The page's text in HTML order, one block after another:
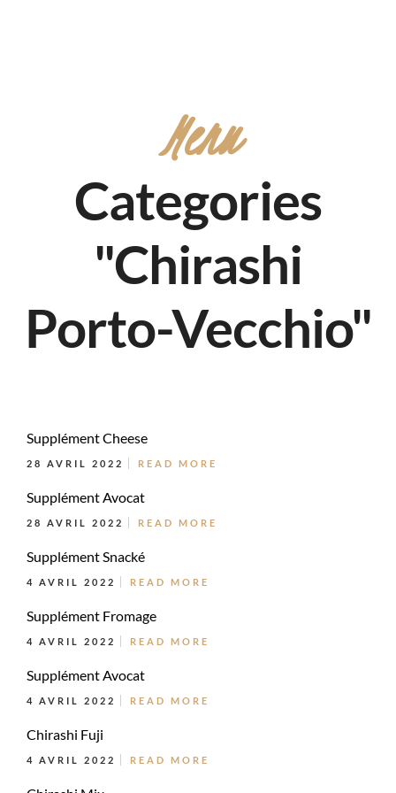
Menu
Categories
"Chirashi
Porto-Vecchio"
Supplément Cheese
28 AVRIL 2022 READ MORE
Supplément Avocat
28 AVRIL 2022 READ MORE
Supplément Snacké
4 AVRIL 2022 READ MORE
Supplément Fromage
4 AVRIL 2022 READ MORE
Supplément Avocat
4 AVRIL 2022 READ MORE
Chirashi Fuji
4 AVRIL 2022 READ MORE